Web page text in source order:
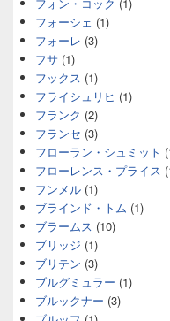
フォン・コック (1)
フォーシェ (1)
フォーレ (3)
フサ (1)
フックス (1)
フライシュリヒ (1)
フランク (2)
フランセ (3)
フローラン・シュミット
フローレンス・プライス
フンメル (1)
ブラインド・トム (1)
ブラームス (10)
ブリッジ (1)
ブリテン (3)
ブルグミュラー (1)
ブルックナー (3)